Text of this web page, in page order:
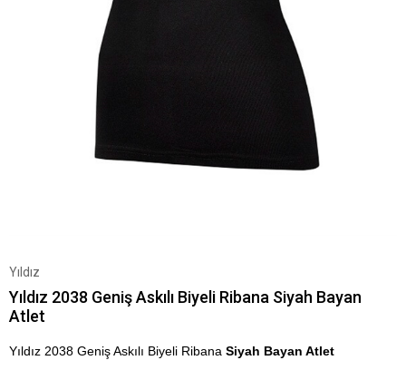
Yıldız
Yıldız 2038 Geniş Askılı Biyeli Ribana Siyah Bayan
Atlet
Yıldız 2038 Geniş Askılı Biyeli Ribana Siyah Bayan Atlet